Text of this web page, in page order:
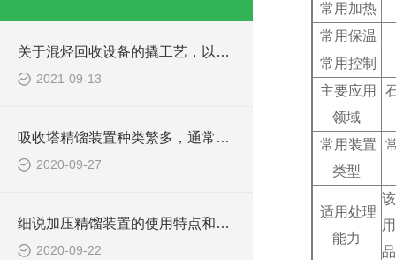
关于混烃回收设备的撬工艺，以下有详细说明
2021-09-13
吸收塔精馏装置种类繁多，通常有如下分类
2020-09-27
细说加压精馏装置的使用特点和塔板效率
2020-09-22
常用加热
常用保温
常用控制
主要应用
领域
常用装置
类型
适用处理
能力